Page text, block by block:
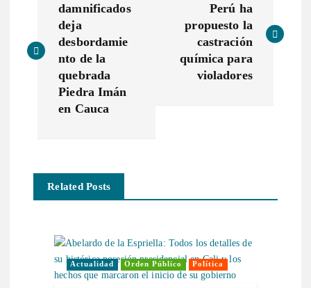
v
c
damnificados
deja
desbordamie
nto de la
quebrada
Piedra Imán
en Cauca
Perú ha
propuesto la
castración
química para
violadores
Related Posts
Actualidad Orden Público Política